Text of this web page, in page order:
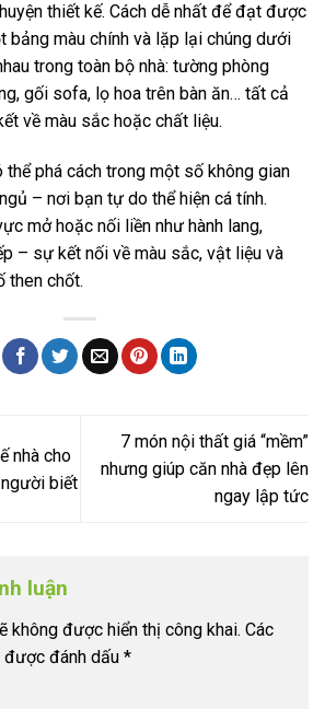
thiết kế. Cách dễ nhất để đạt được
bảng màu chính và lặp lại chúng dưới
trong toàn bộ nhà: tường phòng
gối sofa, lọ hoa trên bàn ăn… tất cả
về màu sắc hoặc chất liệu.
thể phá cách trong một số không gian
– nơi bạn tự do thể hiện cá tính.
mở hoặc nối liền như hành lang,
– sự kết nối về màu sắc, vật liệu và
then chốt.
nhà cho
biết
7 món nội thất giá “mềm”
nhưng giúp căn nhà đẹp lên
ngay lập tức
luận
không được hiển thị công khai. Các
đánh dấu *